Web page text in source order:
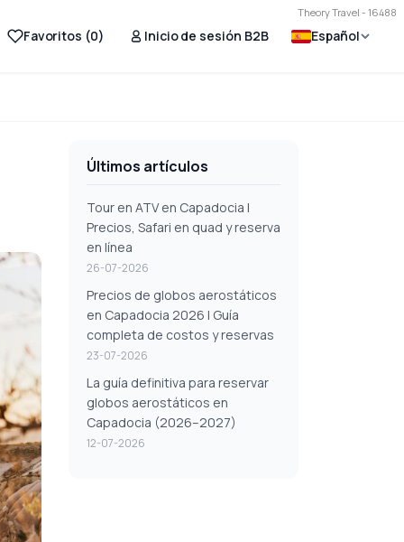
Theory Travel - 16488
Favoritos (0) Inicio de sesión B2B Español
Últimos artículos
Tour en ATV en Capadocia |
Precios, Safari en quad y reserva
en línea
26-07-2026
Precios de globos aerostáticos
en Capadocia 2026 | Guía
completa de costos y reservas
23-07-2026
La guía definitiva para reservar
globos aerostáticos en
Capadocia (2026–2027)
12-07-2026